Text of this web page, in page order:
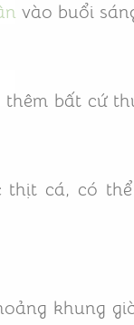
vào buổi
bất cứ
cá, có
khung